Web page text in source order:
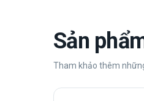
Sản
Tham khảo thêm